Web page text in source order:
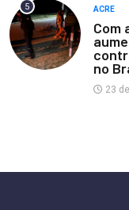
5 ACRE
Com
no
23